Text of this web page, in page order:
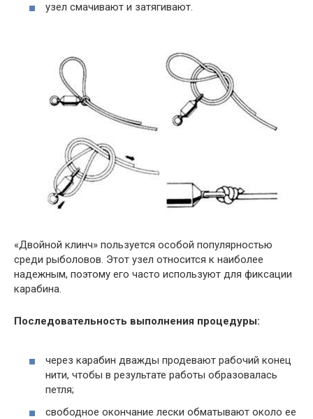
узел смачивают и затягивают.
«Двойной клинч» пользуется особой популярностью
среди рыболовов. Этот узел относится к наиболее
надежным, поэтому его часто используют для фиксации
карабина.
Последовательность выполнения процедуры:
через карабин дважды продевают рабочий конец
нити, чтобы в результате работы образовалась
петля;
свободное окончание лески обматывают около ее